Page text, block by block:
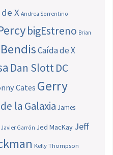
X Andrea Sorrentino
bigEstreno Brian
Caída de X
Dan SlottDC
Cates Gerry
la Galaxia James
Javier Garrón Jed MacKay Jeff
Kelly Thompson